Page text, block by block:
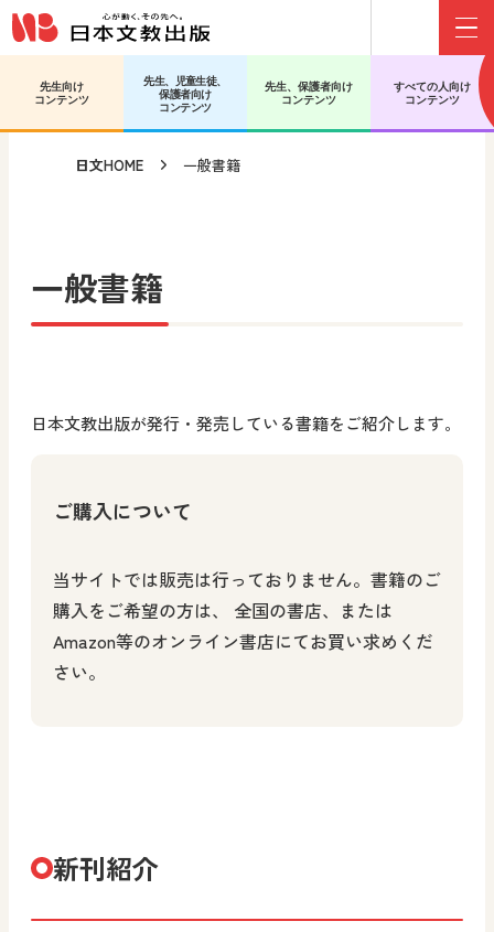
メインコンテンツへ移動
サブコンテンツへ移動
先生向け
コンテンツ
先生、児童生徒、
保護者向け
コンテンツ
先生、保護者向け
コンテンツ
すべての人向け
コンテンツ
日文HOME 一般書籍
一般書籍
日本文教出版が発行・発売している書籍をご紹介します。
ご購入について
当サイトでは販売は行っておりません。書籍のご
購入をご希望の方は、 全国の書店、または
Amazon等のオンライン書店にてお買い求めくだ
さい。
新刊紹介